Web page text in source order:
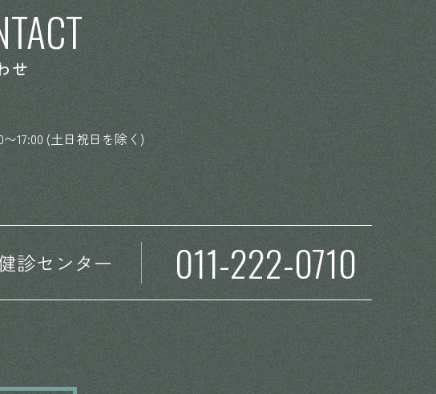
せ
17:00 (土日祝日を除く)
診センター 011-222-0710